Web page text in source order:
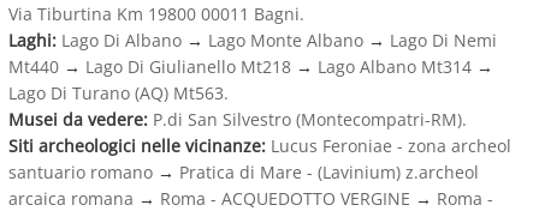
Via Tiburtina Km 19800 00011 Bagni.
Laghi: Lago Di Albano → Lago Monte Albano → Lago Di Nemi
Mt440 → Lago Di Giulianello Mt218 → Lago Albano Mt314 →
Lago Di Turano (AQ) Mt563.
Musei da vedere: P.di San Silvestro (Montecompatri-RM).
Siti archeologici nelle vicinanze: Lucus Feroniae - zona archeol
santuario romano → Pratica di Mare - (Lavinium) z.archeol
arcaica romana → Roma - ACQUEDOTTO VERGINE → Roma -